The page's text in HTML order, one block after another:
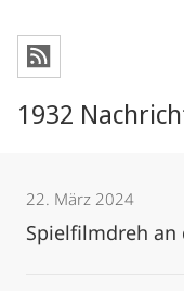
1932
22. März 2024
Spielfilmdreh